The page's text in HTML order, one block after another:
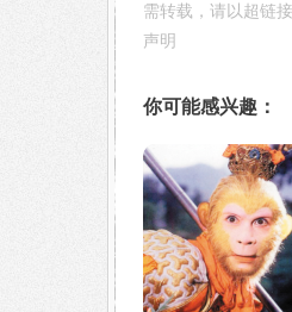
需转载，请以超链
声明
你可能感兴趣：